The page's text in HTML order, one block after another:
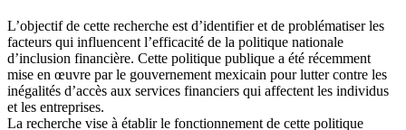
L’objectif de cette recherche est d’identifier et de problématiser les
facteurs qui influencent l’efficacité de la politique nationale
d’inclusion financière. Cette politique publique a été récemment
mise en œuvre par le gouvernement mexicain pour lutter contre les
inégalités d’accès aux services financiers qui affectent les individus
et les entreprises.
La recherche vise à établir le fonctionnement de cette politique